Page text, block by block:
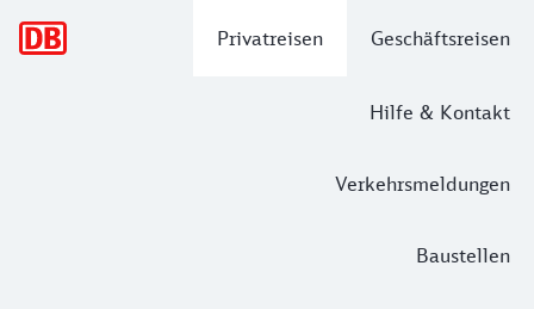
Privatreisen Geschäftsreisen
Hilfe & Kontakt
Verkehrsmeldungen
Baustellen